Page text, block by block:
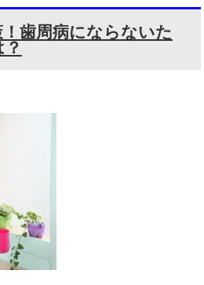
歯周病にならないた